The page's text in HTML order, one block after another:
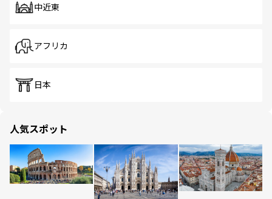
中近東
アフリカ
日本
人気スポット